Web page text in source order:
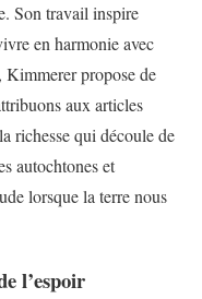
Son travail inspire
en harmonie avec
Kimmerer propose de
aux articles
richesse qui découle de
autochtones et
lorsque la terre nous
l’espoir